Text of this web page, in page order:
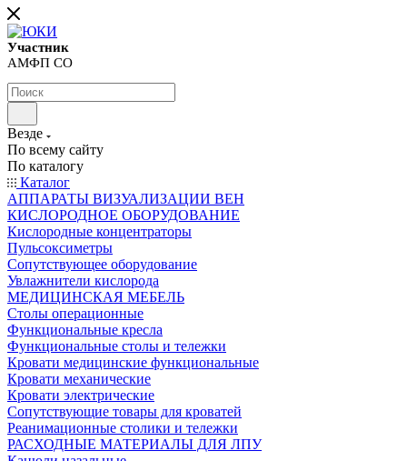
Участник
АМФП СО
Везде
По всему сайту
По каталогу
Каталог
АППАРАТЫ ВИЗУАЛИЗАЦИИ ВЕН
КИСЛОРОДНОЕ ОБОРУДОВАНИЕ
Кислородные концентраторы
Пульсоксиметры
Сопутствующее оборудование
Увлажнители кислорода
МЕДИЦИНСКАЯ МЕБЕЛЬ
Столы операционные
Функциональные кресла
Функциональные столы и тележки
Кровати медицинские функциональные
Кровати механические
Кровати электрические
Сопутствующие товары для кроватей
Реанимационные столики и тележки
РАСХОДНЫЕ МАТЕРИАЛЫ ДЛЯ ЛПУ